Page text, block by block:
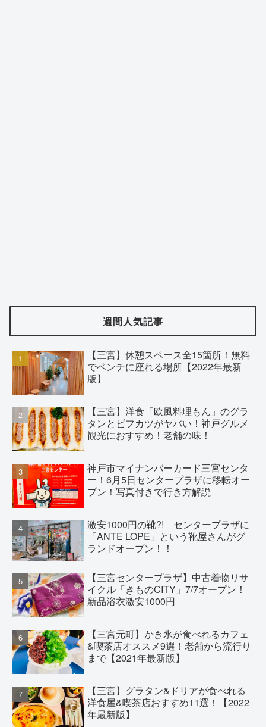
週間人気記事
【三宮】休憩スペース全15箇所！無料
でベンチに座れる場所【2022年最新
版】
【三宮】洋食「欧風料理もん」のグラ
タンとビフカツがヤバい！神戸グルメ
観光におすすめ！老舗の味！
神戸市マイナンバーカード三宮センタ
ー！6月5日センタープラザに移転オー
プン！写真付きで行き方解説
激安1000円の靴?! センタープラザに
「ANTE LOPE」という靴屋さんがグ
ランドオープン！！
【三宮センタープラザ】中古着物リサ
イクル「きものCITY」7/7オープン！
新品浴衣激安1000円
【三宮元町】かき氷が食べれるカフェ
&喫茶店オススメ9選！老舗から流行り
まで【2021年最新版】
【三宮】グラタン&ドリアが食べれる
洋食屋&喫茶店おすすめ11選！【2022
年最新版】